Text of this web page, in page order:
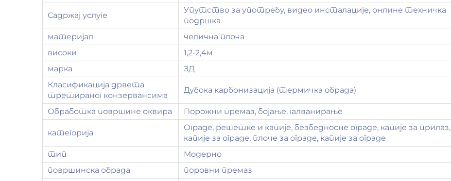
Садржај услуге
Упутство за употребу, видео инсталације, онлине техничка
подршка
материјал
челична плоча
високи
1,2-2,4м
марка
ЗД
Класификација дрвета
третираног конзервансима
Дубока карбонизација (термичка обрада)
Обработка површине оквира Порожни премаз, бојање, галванирање
категорија
Ограде, решетке и капије, безбедносне ограде, капије за прилаз,
капије за ограде, плоче за ограде, капије за ограде
тип
Модерно
површинска обрада
поровни премаз